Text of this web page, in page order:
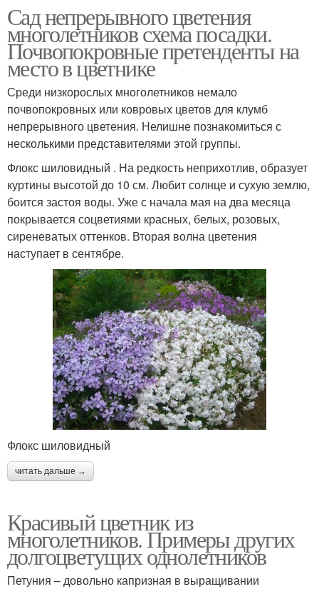
Сад непрерывного цветения
многолетников схема посадки.
Почвопокровные претенденты на
место в цветнике
Среди низкорослых многолетников немало
почвопокровных или ковровых цветов для клумб
непрерывного цветения. Нелишне познакомиться с
несколькими представителями этой группы.
Флокс шиловидный . На редкость неприхотлив, образует
куртины высотой до 10 см. Любит солнце и сухую землю,
боится застоя воды. Уже с начала мая на два месяца
покрывается соцветиями красных, белых, розовых,
сиреневатых оттенков. Вторая волна цветения
наступает в сентябре.
Флокс шиловидный
читать дальше →
Красивый цветник из
многолетников. Примеры других
долгоцветущих однолетников
Петуния – довольно капризная в выращивании